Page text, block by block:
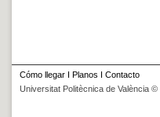
Cómo llegar I Planos I Contacto
Universitat Politècnica de València